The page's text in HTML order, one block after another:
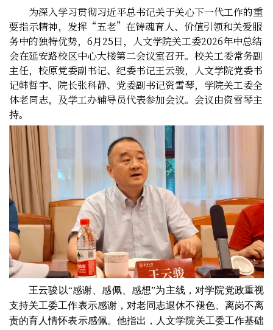
为深入学习贯彻习近平总书记关于关心下一代工作的重
要指示精神，发挥“五老”在铸魂育人、价值引领和关爱服
务中的独特优势， 6月25日，人文学院关工委2026年中总结
会在延安路校区中心大楼第二会议室召开。校关工委常务副
主任， 校原党委副书记、纪委书记王云骏，人文学院党委书
记韩哲宇、院长张科静、党委副书记资雪琴，学院关工委全
体老同志， 及学工办辅导员代表参加会议。会议由资雪琴主
持。
王云骏以“感谢、感佩、感想”为主线，对学院党政重视
支持关工委工作表示感谢，对老同志退休不褪色、离岗不离
责的育人情怀表示感佩。他指出，人文学院关工委工作基础